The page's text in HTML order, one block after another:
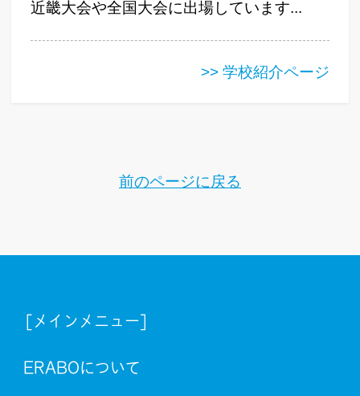
近畿大会や全国大会に出場しています...
>> 学校紹介ページ
前のページに戻る
[メインメニュー]
ERABOについて